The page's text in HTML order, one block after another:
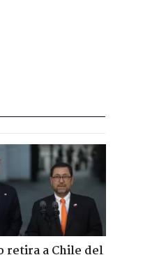
retira a Chile del